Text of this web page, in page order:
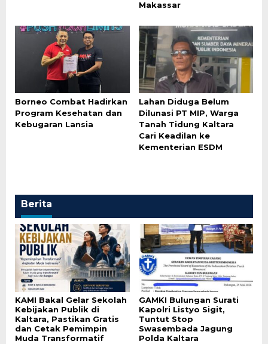
Makassar
Borneo Combat Hadirkan
Program Kesehatan dan
Kebugaran Lansia
Lahan Diduga Belum
Dilunasi PT MIP, Warga
Tanah Tidung Kaltara
Cari Keadilan ke
Kementerian ESDM
Berita
KAMI Bakal Gelar Sekolah
Kebijakan Publik di
Kaltara, Pastikan Gratis
dan Cetak Pemimpin
Muda Transformatif
GAMKI Bulungan Surati
Kapolri Listyo Sigit,
Tuntut Stop
Swasembada Jagung
Polda Kaltara